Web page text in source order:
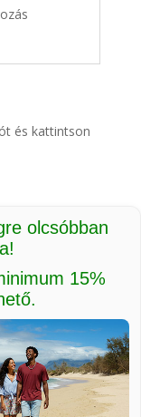
és kattintson
olcsóbban
15%